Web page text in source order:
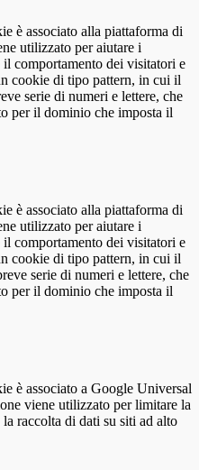
è associato alla piattaforma di
utilizzato per aiutare i
comportamento dei visitatori e
cookie di tipo pattern, in cui il
serie di numeri e lettere, che
per il dominio che imposta il
è associato alla piattaforma di
utilizzato per aiutare i
comportamento dei visitatori e
cookie di tipo pattern, in cui il
serie di numeri e lettere, che
per il dominio che imposta il
è associato a Google Universal
viene utilizzato per limitare la
raccolta di dati su siti ad alto